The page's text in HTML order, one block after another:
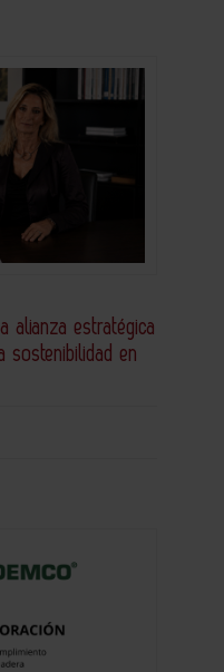
alianza estratégica
en